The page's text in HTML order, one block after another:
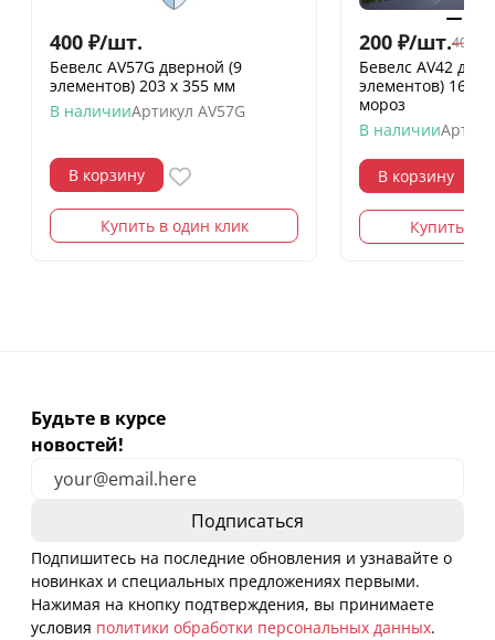
400 ₽/шт.
Бевелс AV57G дверной (9
элементов) 203 х 355 мм
В наличииАртикул AV57G
В корзину
Купить в один клик
200 ₽/шт.400
Бевелс AV42
элементов) 160
мороз
В наличии
В корзину
Купить в
Будьте в курсе
новостей!
Подпишитесь на последние обновления и узнавайте о
новинках и специальных предложениях первыми.
Нажимая на кнопку подтверждения, вы принимаете
условия политики обработки персональных данных.